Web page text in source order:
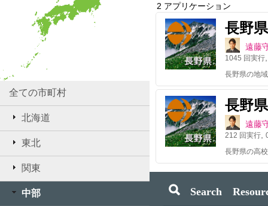
全ての市町村
北海道
東北
関東
中部
2 アプリケーション
長野
遠藤
1045 回実行
長野県の地
長野
遠藤
212 回実行
長野県の高
Search